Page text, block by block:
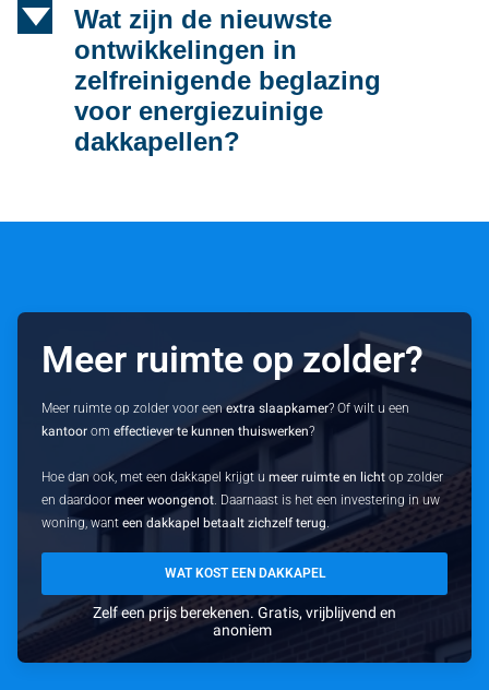
d
Wat zijn de nieuwste
ontwikkelingen in
zelfreinigende beglazing
voor energiezuinige
dakkapellen?
Meer ruimte op zolder?
Meer ruimte op zolder voor eenextra slaapkamer? Of wilt u een
kantoor omeffectiever te kunnen thuiswerken?
Hoe dan ook, met een dakkapel krijgt umeer ruimte en licht op zolder
en daardoormeer woongenot. Daarnaast is het een investering in uw
woning, wanteen dakkapel betaalt zichzelf terug.
WAT KOST EEN DAKKAPEL
Zelf een prijs berekenen. Gratis, vrijblijvend en
anoniem